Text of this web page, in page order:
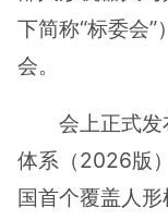
下简称“标委会
会。
会上正式
体系（2026版
国首个覆盖人